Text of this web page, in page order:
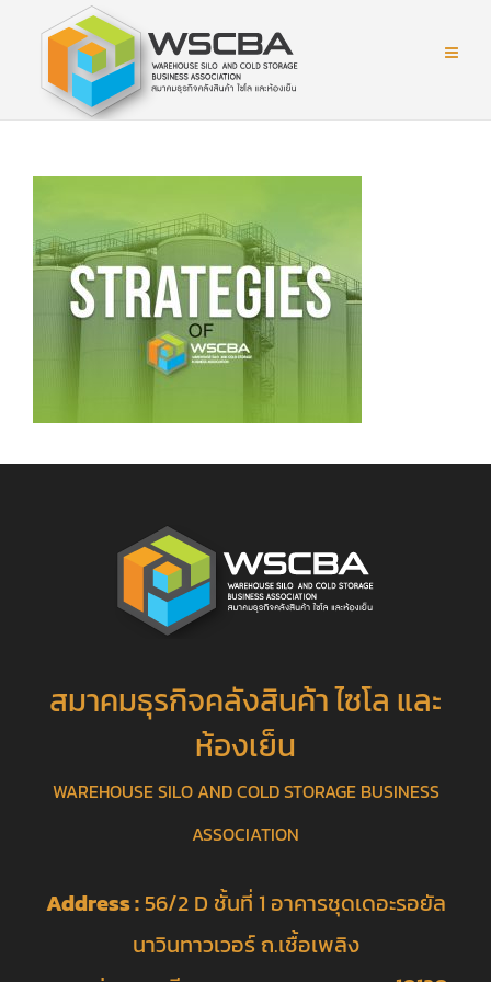
สมาคมธุรกิจคลังสินค้า ไซโล และ
ห้องเย็น
WAREHOUSE SILO AND COLD STORAGE BUSINESS
ASSOCIATION
Address :56/2 D ชั้นที่ 1 อาคารชุดเดอะรอยัล
นาวินทาวเวอร์ ถ.เชื้อเพลิง